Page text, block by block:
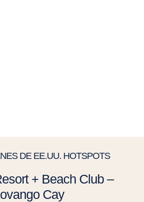
DE EE.UU. HOTSPOTS
+ Beach Club –
Cay